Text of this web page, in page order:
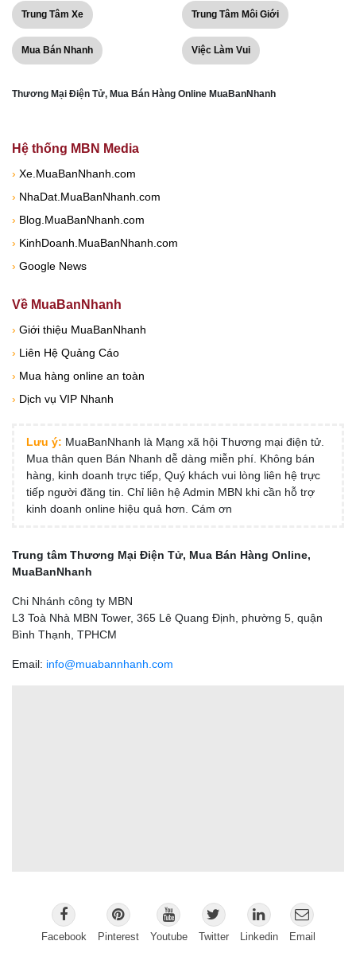
Trung Tâm Xe Trung Tâm Môi Giới
Mua Bán Nhanh Việc Làm Vui
Thương Mại Điện Tử, Mua Bán Hàng Online MuaBanNhanh
Hệ thống MBN Media
› Xe.MuaBanNhanh.com
› NhaDat.MuaBanNhanh.com
› Blog.MuaBanNhanh.com
› KinhDoanh.MuaBanNhanh.com
› Google News
Về MuaBanNhanh
› Giới thiệu MuaBanNhanh
› Liên Hệ Quảng Cáo
› Mua hàng online an toàn
› Dịch vụ VIP Nhanh
Lưu ý: MuaBanNhanh là Mạng xã hội Thương mại điện tử.
Mua thân quen Bán Nhanh dễ dàng miễn phí. Không bán
hàng, kinh doanh trực tiếp, Quý khách vui lòng liên hệ trực
tiếp người đăng tin. Chỉ liên hệ Admin MBN khi cần hỗ trợ
kinh doanh online hiệu quả hơn. Cám ơn
Trung tâm Thương Mại Điện Tử, Mua Bán Hàng Online,
MuaBanNhanh
Chi Nhánh công ty MBN
L3 Toà Nhà MBN Tower, 365 Lê Quang Định, phường 5, quận
Bình Thạnh, TPHCM
Email: info@muabannhanh.com
Facebook Pinterest Youtube Twitter Linkedin Email